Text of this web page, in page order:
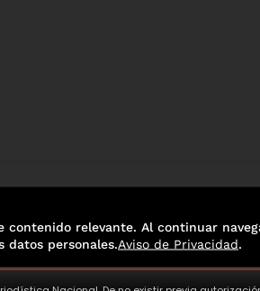
relevante. Al continuar
personales.Aviso de Privacidad.